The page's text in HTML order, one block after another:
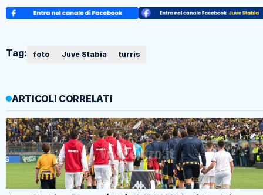
Tag: foto Juve Stabia turris
ARTICOLI CORRELATI